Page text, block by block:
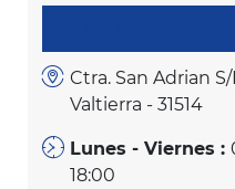
Ctra. San Adrian
Valtierra - 31514
Lunes - Viernes :
18:00